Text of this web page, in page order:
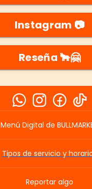
Instagram 📷
Reseña 🐂🤗
IR AL ENLACE
IR AL ENLACE
IR AL IR AL
Menú Digital de
Tipos de servicio y
Reportar algo